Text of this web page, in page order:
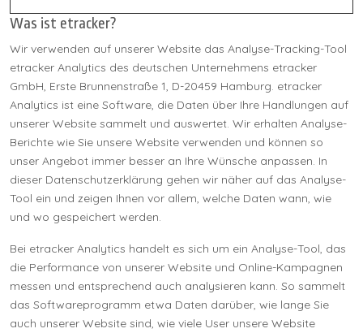
Was ist etracker?
Wir verwenden auf unserer Website das Analyse-Tracking-Tool
etracker Analytics des deutschen Unternehmens etracker
GmbH, Erste Brunnenstraße 1, D-20459 Hamburg. etracker
Analytics ist eine Software, die Daten über Ihre Handlungen auf
unserer Website sammelt und auswertet. Wir erhalten Analyse-
Berichte wie Sie unsere Website verwenden und können so
unser Angebot immer besser an Ihre Wünsche anpassen. In
dieser Datenschutzerklärung gehen wir näher auf das Analyse-
Tool ein und zeigen Ihnen vor allem, welche Daten wann, wie
und wo gespeichert werden.
Bei etracker Analytics handelt es sich um ein Analyse-Tool, das
die Performance von unserer Website und Online-Kampagnen
messen und entsprechend auch analysieren kann. So sammelt
das Softwareprogramm etwa Daten darüber, wie lange Sie
auch unserer Website sind, wie viele User unsere Website